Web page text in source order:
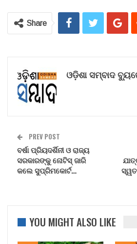
Share
ଓଡ଼ିଶା ସମ୍ବାଦ
PREV POST
ବର୍ଷା ପ୍ରିୟଦର୍ଶିନୀ ଓ ରାଜ୍ୟ
ସରକାରଙ୍କୁ ନୋଟିସ୍‌ ଜାରି
କଲେ ସୁପ୍ରିମକୋର୍ଟ…
YOU MIGHT ALSO LIKE